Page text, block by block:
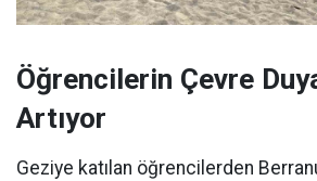
Öğrencilerin Çevre
Artıyor
Geziye katılan öğrencilerden